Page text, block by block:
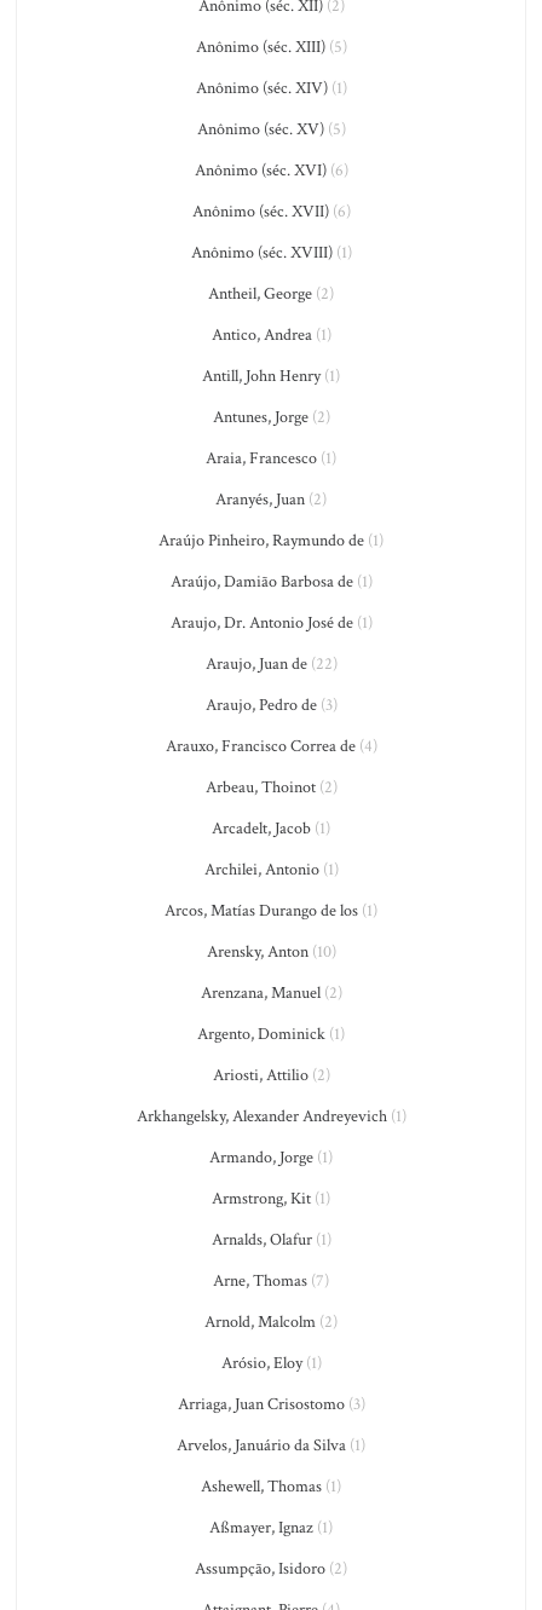
Anônimo (séc. XII)(2)
Anônimo (séc. XIII)(5)
Anônimo (séc. XIV)(1)
Anônimo (séc. XV)(5)
Anônimo (séc. XVI)(6)
Anônimo (séc. XVII)(6)
Anônimo (séc. XVIII)(1)
Antheil, George (2)
Antico, Andrea(1)
Antill, John Henry(1)
Antunes, Jorge(2)
Araia, Francesco (1)
Aranyés, Juan (2)
Araújo Pinheiro, Raymundo de (1)
Araújo, Damião Barbosa de(1)
Araujo, Dr. Antonio José de(1)
Araujo, Juan de(22)
Araujo, Pedro de(3)
Arauxo, Francisco Correa de(4)
Arbeau, Thoinot(2)
Arcadelt, Jacob (1)
Archilei, Antonio(1)
Arcos, Matías Durango de los (1)
Arensky, Anton(10)
Arenzana, Manuel(2)
Argento, Dominick (1)
Ariosti, Attilio(2)
Arkhangelsky, Alexander Andreyevich(1)
Armando, Jorge (1)
Armstrong, Kit (1)
Arnalds, Olafur(1)
Arne, Thomas (7)
Arnold, Malcolm (2)
Arósio, Eloy(1)
Arriaga, Juan Crisostomo(3)
Arvelos, Januário da Silva (1)
Ashewell, Thomas (1)
Aßmayer, Ignaz (1)
Assumpção, Isidoro (2)